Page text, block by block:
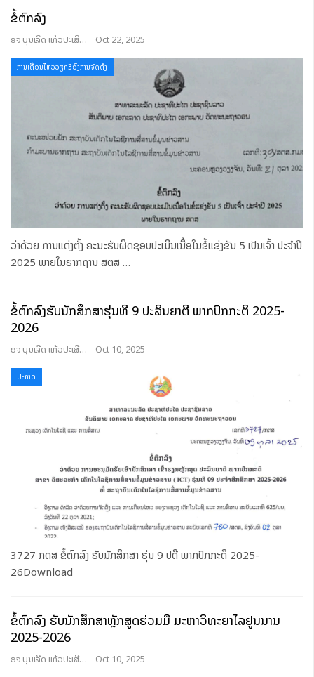
ຂໍ້ຕົກລົງ
ອຈ ບຸນເລີດ ແກ້ວປະເສີດ Oct 22, 2025
ການເຄື່ອນໄຫວວຽກ3ອົງການຈັດຕັ້ງ
ວ່າດ້ວຍ ການແຕ່ງຕັ້ງ ຄະນະຮັບຜິດຊອບປະເມີນເນື້ອໃນຂໍ້ແຂ່ງຂັນ 5 ເປັນເຈົ້າ ປະຈໍາປີ
2025 ພາຍໃນຮາກຖານ ສຕສ …
ຂໍ້ຕົກລົງຮັບນັກສຶກສາຮຸ່ນທີ 9 ປະລິນຍາຕີ ພາກປົກກະຕິ 2025-
2026
ອຈ ບຸນເລີດ ແກ້ວປະເສີດ Oct 10, 2025
ປະກາດ
3727 ກຕສ ຂໍ້ຕົກລົງ ຮັບນັກສຶກສາ ຮຸ່ນ 9 ປຕີ ພາກປົກກະຕິ 2025-
26Download
ຂໍ້ຕົກລົງ ຮັບນັກສຶກສາຫຼັກສູດຮ່ວມມື ມະຫາວິທະຍາໄລຢູນນານ
2025-2026
ອຈ ບຸນເລີດ ແກ້ວປະເສີດ Oct 10, 2025